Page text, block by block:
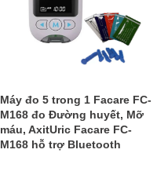
Máy đo 5 trong 1 Facare FC-
M168 đo Đường huyết, Mỡ
máu, AxitUric Facare FC-
M168 hỗ trợ Bluetooth